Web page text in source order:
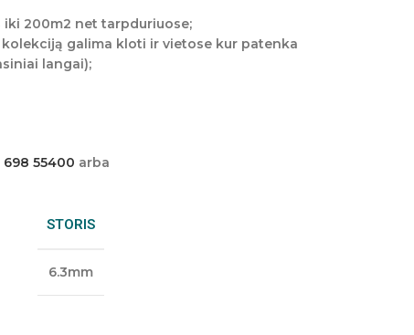
iki 200m2 net tarpduriuose;
kolekciją galima kloti ir vietose kur patenka
langai);
698 55400 arba
STORIS
6.3mm